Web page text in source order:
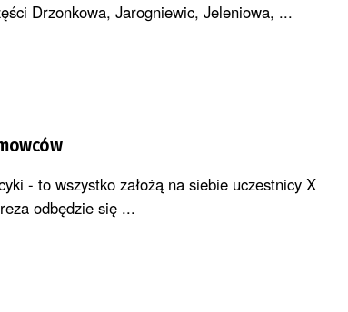
Drzonkowa, Jarogniewic, Jeleniowa, ...
- to wszystko założą na siebie uczestnicy X
odbędzie się ...